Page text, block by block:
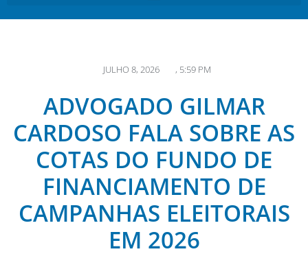
JULHO 8, 2026 , 5:59 PM
ADVOGADO GILMAR
CARDOSO FALA SOBRE AS
COTAS DO FUNDO DE
FINANCIAMENTO DE
CAMPANHAS ELEITORAIS
EM 2026